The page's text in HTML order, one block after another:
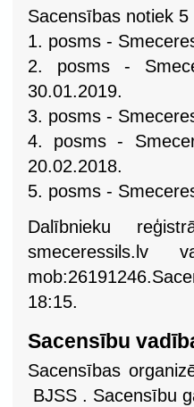
Sacensības notiek 5
1. posms -
2. posms -
30.01.2019.
3. posms -
4. posms -
20.02.2018.
5. posms -
Dalībnieku
smeceressils.lv
18:15.
Sacensību
Sacensības
BJSS . Sacensību